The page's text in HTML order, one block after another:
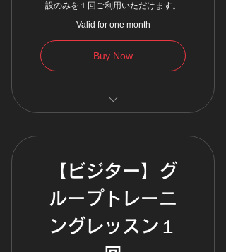
設のみを１回ご利用いただけます。
Valid for one month
Buy Now
都度払いでご利用いただける
【ビジター】グ
ループトレーニ
ングレッスン１